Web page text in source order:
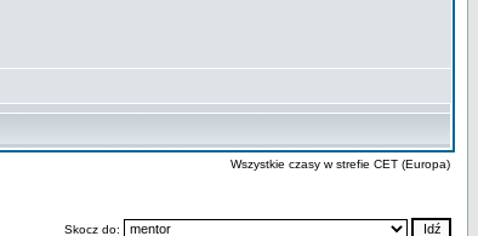
Wszystkie czasy w strefie CET (Europa)
Skocz do: